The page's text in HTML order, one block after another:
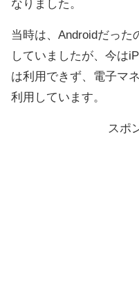
なりました。
当時は、Androidだった
していましたが、今は
は利用できず、電子マ
利用しています。
スポ